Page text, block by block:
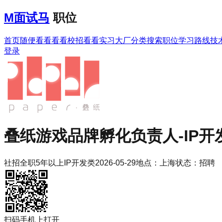
M面试马 职位
首页随便看看看看校招看看实习大厂分类搜索职位学习路线技
登录
叠纸游戏品牌孵化负责人-IP开
社招全职5年以上 IP开发类2026-05-29地点： 上海状态： 招聘
扫码手机上打开